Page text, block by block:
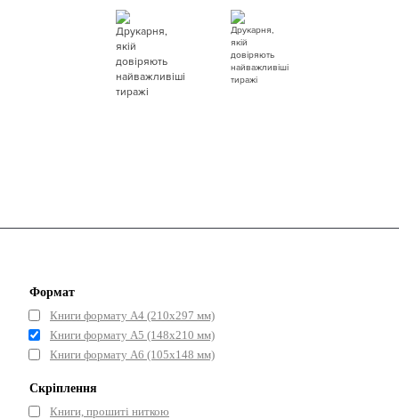
Формат
Книги формату А4 (210х297 мм)
Книги формату А5 (148x210 мм)
Книги формату А6 (105x148 мм)
Скріплення
Книги, прошиті ниткою